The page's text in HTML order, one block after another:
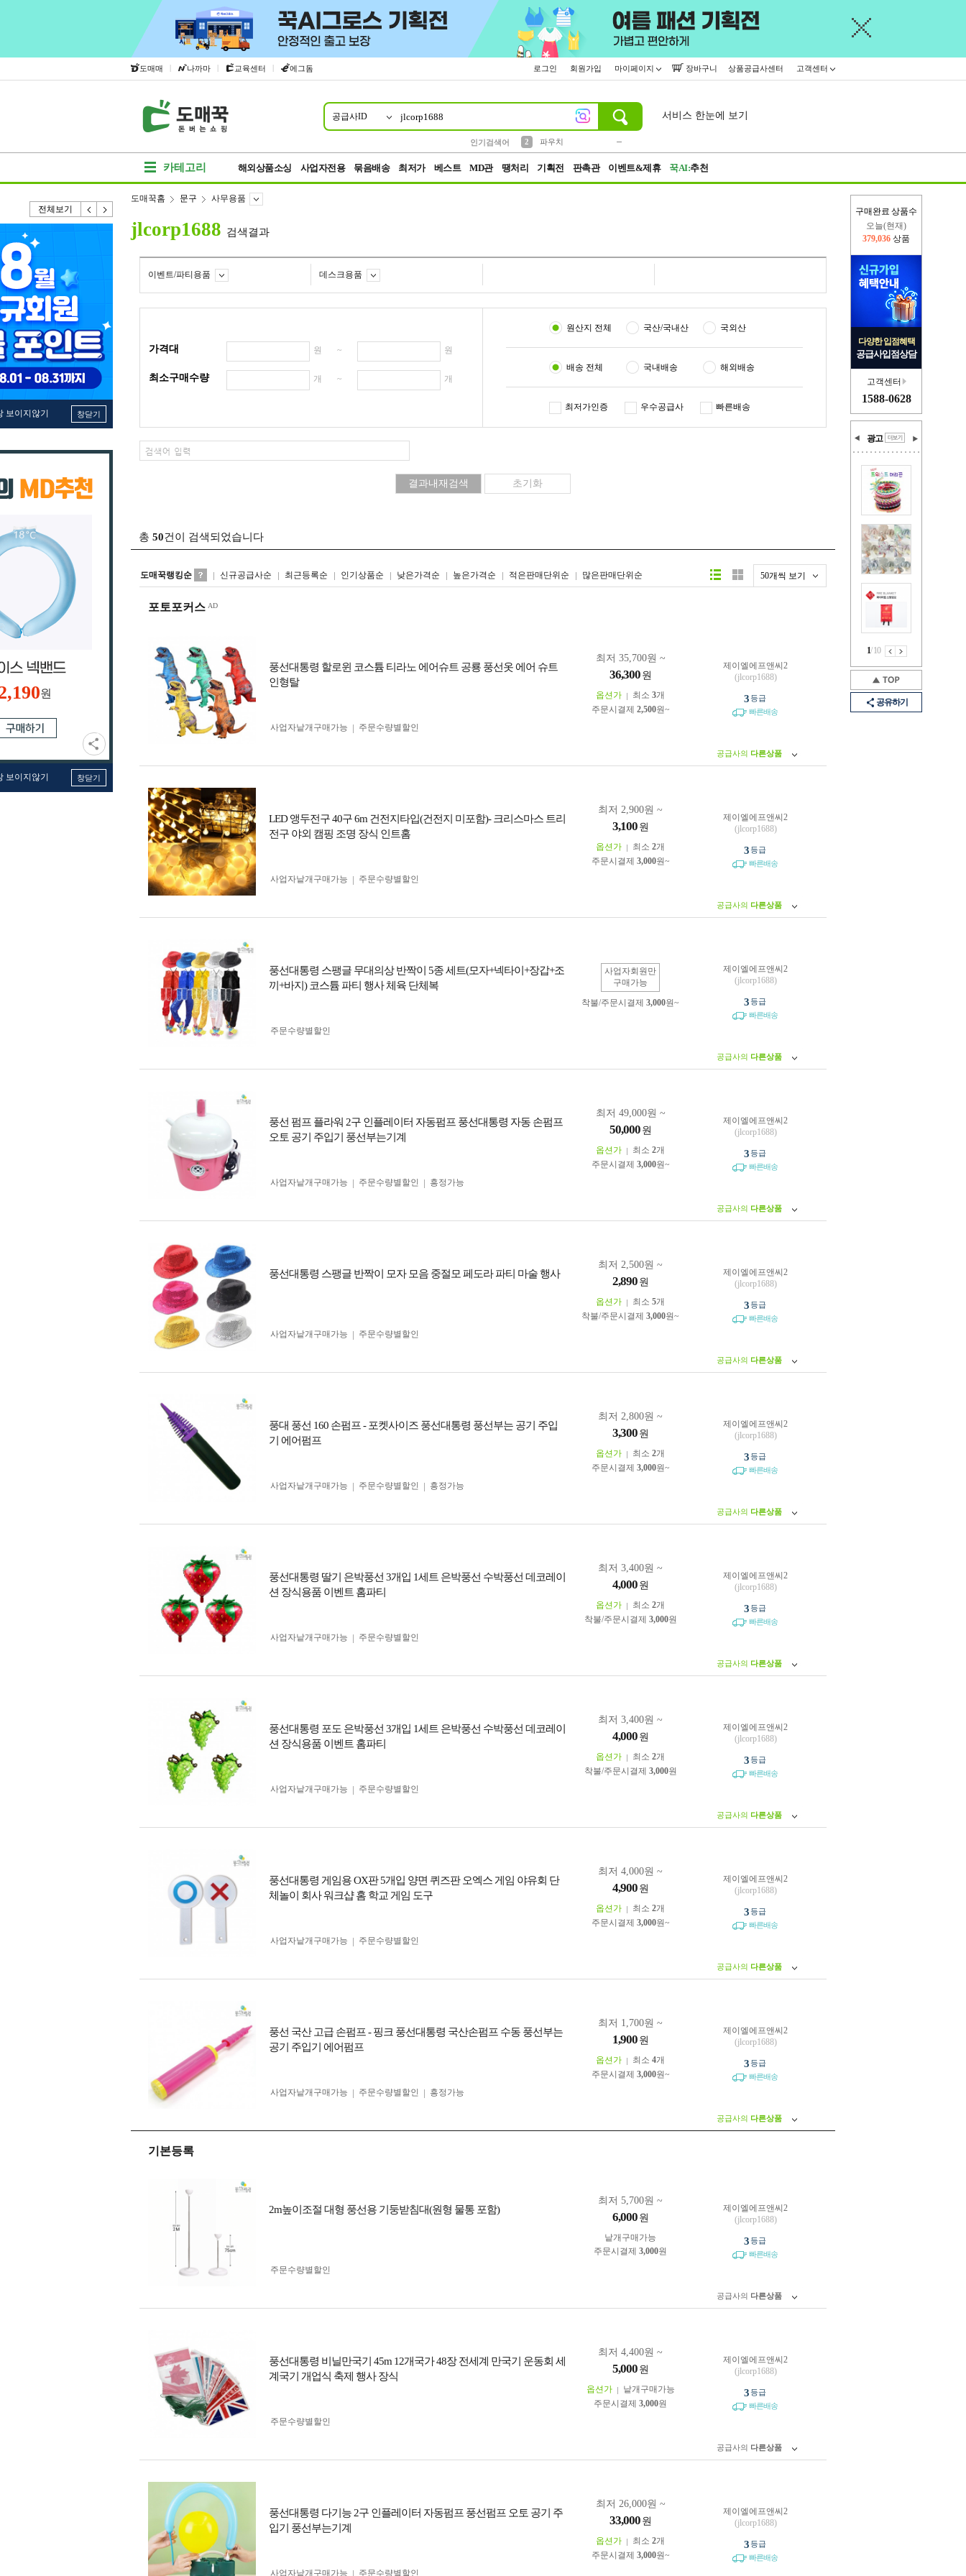
도매매 | 나까마 | 교육센터 | 에그돔 로그인 회원가입 마이페이지 장바구니 상품공급사센터 고객센터
공급사ID
인기검색어
2
파우치
서비스 한눈에 보기
카테고리 해외상품소싱 사업자전용 묶음배송 최저가 베스트 MD관 땡처리 기획전 판촉관 이벤트&제휴 꾹AI:추천
전체보기
보이지않기 창닫기
원
보이지않기 창닫기
구매완료 상품수
오늘(현재)
379,036 상품
다양한 입점혜택
공급사입점상담
고객센터
1588-0628
광고
1/10
공유하기
도매꾹홈 문구 사무용품
jlcorp1688 검색결과
이벤트/파티용품 데스크용품
가격대 원 ~ 원
최소구매수량 개 ~ 개
원산지 전체 국산/국내산 국외산
배송 전체 국내배송 해외배송
최저가인증 우수공급사 빠른배송
총 50건이 검색되었습니다
도매꾹랭킹순 신규공급사순 최근등록순 인기상품순 낮은가격순 높은가격순 적은판매단위순 많은판매단위순 50개씩 보기
리스트형갤러리형
포토포커스
풍선대통령 할로윈 코스튬 티라노 에어슈트 공룡 풍선옷 에어 슈트
인형탈
최저 35,700원 ~
36,300 원
옵션가 최소 3개
주문시결제 2,500원~
사업자 낱개구매가능
주문수량별할인
제이엘에프앤씨2
(jlcorp1688)
3등급
빠른배송
공급사의 다른상품
LED 앵두전구 40구 6m 건전지타입(건전지 미포함)- 크리스마스 트리
전구 야외 캠핑 조명 장식 인트홈
최저 2,900원 ~
3,100 원
옵션가 최소 2개
주문시결제 3,000원~
사업자 낱개구매가능
주문수량별할인
제이엘에프앤씨2
(jlcorp1688)
3등급
빠른배송
공급사의 다른상품
풍선대통령 스팽글 무대의상 반짝이 5종 세트(모자+넥타이+장갑+조
끼+바지) 코스튬 파티 행사 체육 단체복
사업자회원만
구매가능
착불/주문시결제 3,000원~
주문수량별할인
제이엘에프앤씨2
(jlcorp1688)
3등급
빠른배송
공급사의 다른상품
풍선 펌프 플라워 2구 인플레이터 자동펌프 풍선대통령 자동 손펌프
오토 공기 주입기 풍선부는기계
최저 49,000원 ~
50,000 원
옵션가 최소 2개
주문시결제 3,000원~
사업자 낱개구매가능
주문수량별할인 흥정가능
제이엘에프앤씨2
(jlcorp1688)
3등급
빠른배송
공급사의 다른상품
풍선대통령 스팽글 반짝이 모자 모음 중절모 페도라 파티 마술 행사
최저 2,500원 ~
2,890 원
옵션가 최소 5개
착불/주문시결제 3,000원~
사업자 낱개구매가능
주문수량별할인
제이엘에프앤씨2
(jlcorp1688)
3등급
빠른배송
공급사의 다른상품
풍대 풍선 160 손펌프 - 포켓사이즈 풍선대통령 풍선부는 공기 주입
기 에어펌프
최저 2,800원 ~
3,300 원
옵션가 최소 2개
주문시결제 3,000원~
사업자 낱개구매가능
주문수량별할인 흥정가능
제이엘에프앤씨2
(jlcorp1688)
3등급
빠른배송
공급사의 다른상품
풍선대통령 딸기 은박풍선 3개입 1세트 은박풍선 수박풍선 데코레이
션 장식용품 이벤트 홈파티
최저 3,400원 ~
4,000 원
옵션가 최소 2개
착불/주문시결제 3,000원
사업자 낱개구매가능
주문수량별할인
제이엘에프앤씨2
(jlcorp1688)
3등급
빠른배송
공급사의 다른상품
풍선대통령 포도 은박풍선 3개입 1세트 은박풍선 수박풍선 데코레이
션 장식용품 이벤트 홈파티
최저 3,400원 ~
4,000 원
옵션가 최소 2개
착불/주문시결제 3,000원
사업자 낱개구매가능
주문수량별할인
제이엘에프앤씨2
(jlcorp1688)
3등급
빠른배송
공급사의 다른상품
풍선대통령 게임용 OX판 5개입 양면 퀴즈판 오엑스 게임 야유회 단
체놀이 회사 워크샵 홈 학교 게임 도구
최저 4,000원 ~
4,900 원
옵션가 최소 2개
주문시결제 3,000원~
사업자 낱개구매가능
주문수량별할인
제이엘에프앤씨2
(jlcorp1688)
3등급
빠른배송
공급사의 다른상품
풍선 국산 고급 손펌프 - 핑크 풍선대통령 국산손펌프 수동 풍선부는
공기 주입기 에어펌프
최저 1,700원 ~
1,900 원
옵션가 최소 4개
주문시결제 3,000원~
사업자 낱개구매가능
주문수량별할인 흥정가능
제이엘에프앤씨2
(jlcorp1688)
3등급
빠른배송
공급사의 다른상품
기본등록
2m높이조절 대형 풍선용 기둥받침대(원형 물통 포함)
최저 5,700원 ~
6,000 원
낱개구매가능
주문시결제 3,000원
주문수량별할인
제이엘에프앤씨2
(jlcorp1688)
3등급
빠른배송
공급사의 다른상품
풍선대통령 비닐만국기 45m 12개국가 48장 전세계 만국기 운동회 세
계국기 개업식 축제 행사 장식
최저 4,400원 ~
5,000 원
옵션가
낱개구매가능
주문시결제 3,000원
주문수량별할인
제이엘에프앤씨2
(jlcorp1688)
3등급
빠른배송
공급사의 다른상품
풍선대통령 다기능 2구 인플레이터 자동펌프 풍선펌프 오토 공기 주
입기 풍선부는기계
최저 26,000원 ~
33,000 원
옵션가 최소 2개
주문시결제 3,000원~
사업자 낱개구매가능
주문수량별할인
제이엘에프앤씨2
(jlcorp1688)
3등급
빠른배송